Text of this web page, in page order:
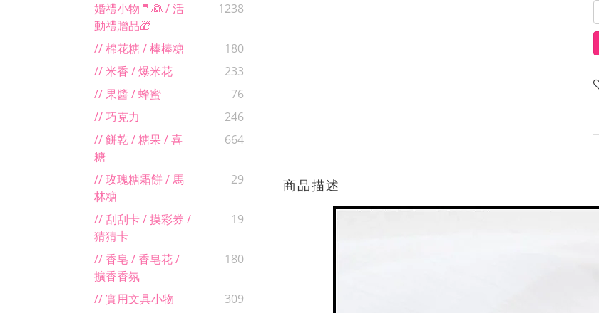
婚禮小物🤵👰 / 活
動禮贈品🎁
1238
// 棉花糖 / 棒棒糖
180
// 米香 / 爆米花
233
// 果醬 / 蜂蜜
76
// 巧克力
246
// 餅乾 / 糖果 / 喜
糖
664
// 玫瑰糖霜餅 / 馬
林糖
29
// 刮刮卡 / 摸彩券 /
猜猜卡
19
// 香皂 / 香皂花 /
擴香香氛
180
// 實用文具小物
309
商品描述